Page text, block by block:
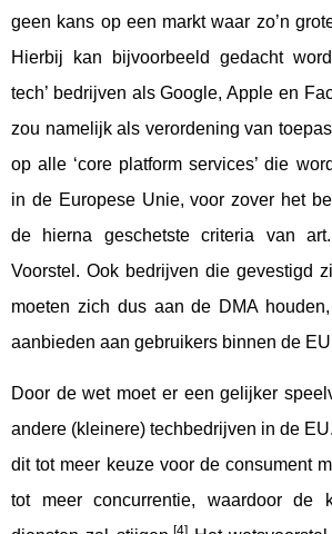
geen kans op een markt waar zo’n
Hierbij kan bijvoorbeeld gedacht
tech’ bedrijven als Google, Apple en
zou namelijk als verordening van
op alle ‘core platform services’ die
in de Europese Unie, voor zover het
de hierna geschetste criteria van
Voorstel. Ook bedrijven die gevestigd
moeten zich dus aan de DMA
aanbieden aan gebruikers binnen de
Door de wet moet er een gelijker
andere (kleinere) techbedrijven in de
dit tot meer keuze voor de consument
tot meer concurrentie, waardoor de
[4]